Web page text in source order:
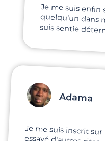
Je me suis
quelqu'un dans ma
suis sentie
Adama
Je me suis inscrit
essayé d'autres
Meetic se
professionnalisme